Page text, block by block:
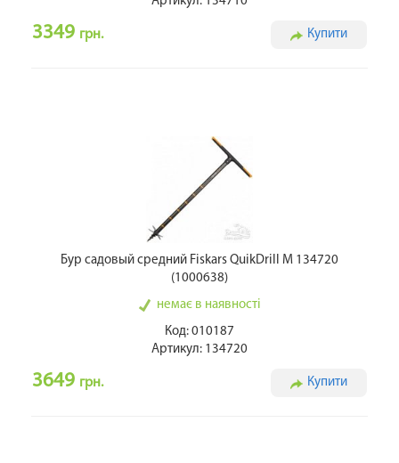
3349 грн. Купити
Бур садовый средний Fiskars QuikDrill M 134720
(1000638)
немає в наявності
Код: 010187
Артикул: 134720
3649 грн. Купити